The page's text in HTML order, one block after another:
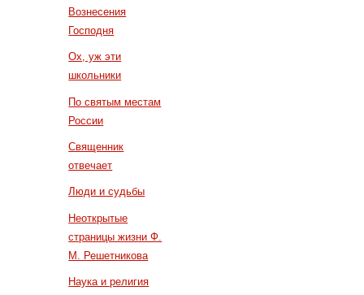
Вознесения
Господня
Ох, уж эти
школьники
По святым местам
России
Священник
отвечает
Люди и судьбы
Неоткрытые
страницы жизни Ф.
М. Решетникова
Наука и религия